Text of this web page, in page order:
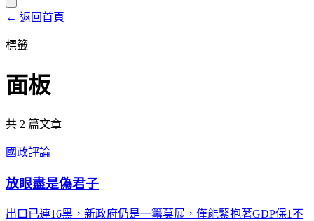
← 返回首頁
標籤
面板
共 2 篇文章
國政評論
放眼盡是偽君子
出口已連16黑，新政府仍是一籌莫展，僅能緊抱著GDP保1不